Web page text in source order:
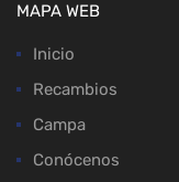
MAPA WEB
Inicio
Recambios
Campa
Conócenos